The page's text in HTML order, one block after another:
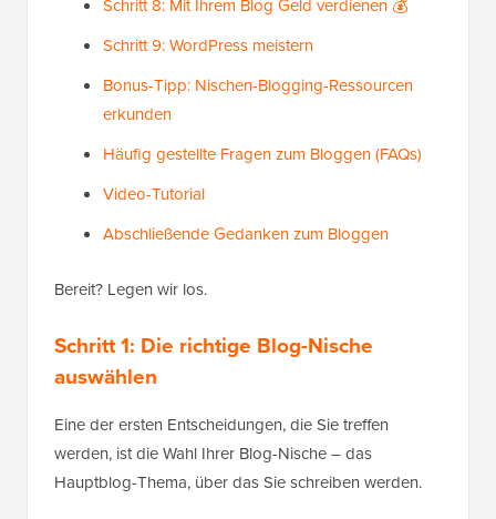
Schritt 8: Mit Ihrem Blog Geld verdienen 💰
Schritt 9: WordPress meistern
Bonus-Tipp: Nischen-Blogging-Ressourcen
erkunden
Häufig gestellte Fragen zum Bloggen (FAQs)
Video-Tutorial
Abschließende Gedanken zum Bloggen
Bereit? Legen wir los.
Schritt 1: Die richtige Blog-Nische
auswählen
Eine der ersten Entscheidungen, die Sie treffen
werden, ist die Wahl Ihrer Blog-Nische – das
Hauptblog-Thema, über das Sie schreiben werden.